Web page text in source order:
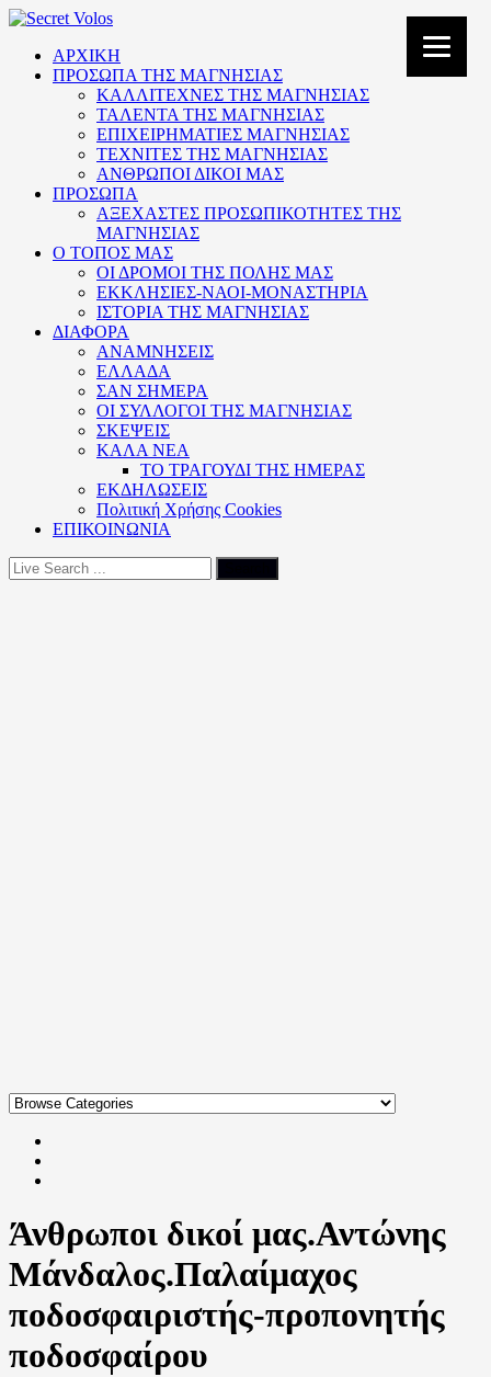
ΑΡΧΙΚΗ
ΠΡΟΣΩΠΑ ΤΗΣ ΜΑΓΝΗΣΙΑΣ
ΚΑΛΛΙΤΕΧΝΕΣ ΤΗΣ ΜΑΓΝΗΣΙΑΣ
ΤΑΛΕΝΤΑ ΤΗΣ ΜΑΓΝΗΣΙΑΣ
ΕΠΙΧΕΙΡΗΜΑΤΙΕΣ ΜΑΓΝΗΣΙΑΣ
ΤΕΧΝΙΤΕΣ ΤΗΣ ΜΑΓΝΗΣΙΑΣ
ΑΝΘΡΩΠΟΙ ΔΙΚΟΙ ΜΑΣ
ΠΡΟΣΩΠΑ
ΑΞΕΧΑΣΤΕΣ ΠΡΟΣΩΠΙΚΟΤΗΤΕΣ ΤΗΣ
ΜΑΓΝΗΣΙΑΣ
Ο ΤΟΠΟΣ ΜΑΣ
ΟΙ ΔΡΟΜΟΙ ΤΗΣ ΠΟΛΗΣ ΜΑΣ
ΕΚΚΛΗΣΙΕΣ-ΝΑΟΙ-ΜΟΝΑΣΤΗΡΙΑ
ΙΣΤΟΡΙΑ ΤΗΣ ΜΑΓΝΗΣΙΑΣ
ΔΙΑΦΟΡΑ
ΑΝΑΜΝΗΣΕΙΣ
ΕΛΛΑΔΑ
ΣΑΝ ΣΗΜΕΡΑ
ΟΙ ΣΥΛΛΟΓΟΙ ΤΗΣ ΜΑΓΝΗΣΙΑΣ
ΣΚΕΨΕΙΣ
ΚΑΛΑ ΝΕΑ
ΤΟ ΤΡΑΓΟΥΔΙ ΤΗΣ ΗΜΕΡΑΣ
ΕΚΔΗΛΩΣΕΙΣ
Πολιτική Xρήσης Cookies
ΕΠΙΚΟΙΝΩΝΙΑ
Άνθρωποι δικοί μας.Αντώνης
Μάνδαλος.Παλαίμαχος
ποδοσφαιριστής-προπονητής
ποδοσφαίρου